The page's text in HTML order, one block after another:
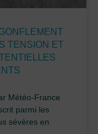
TENSION ET
Météo-France
parmi les
sévères en